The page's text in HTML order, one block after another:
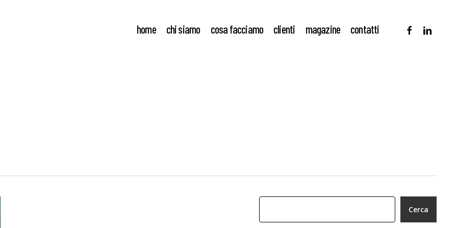
home chi siamo cosa facciamo clienti magazine contatti facebook
linkedin
Cerca